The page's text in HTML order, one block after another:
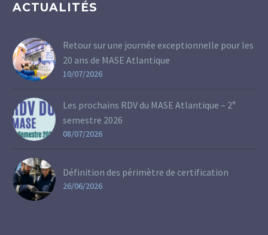
ACTUALITÉS
Retour sur une journée exceptionnelle pour les
20 ans de MASE Atlantique
10/07/2026
Les prochains RDV du MASE Atlantique – 2ᵉ
semestre 2026
08/07/2026
Définition des périmètre de certification
26/06/2026